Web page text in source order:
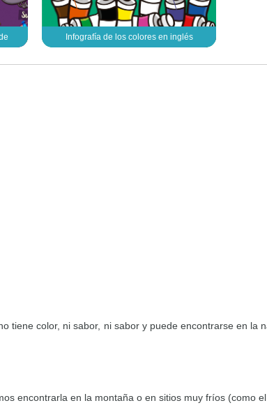
Infografía de los colores en inglés
tiene color, ni sabor, ni sabor y puede encontrarse en la
encontrarla en la montaña o en sitios muy fríos (como